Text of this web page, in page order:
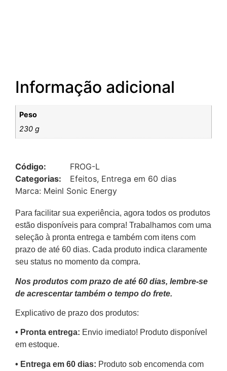
Informação adicional
Peso
230 g
Código:
FROG-L
Categorias:
Efeitos, Entrega em 60 dias
Marca: Meinl Sonic Energy
Para facilitar sua experiência, agora todos os produtos
estão disponíveis para compra! Trabalhamos com uma
seleção à pronta entrega e também com itens com
prazo de até 60 dias. Cada produto indica claramente
seu status no momento da compra.
Nos produtos com prazo de até 60 dias, lembre-se
de acrescentar também o tempo do frete.
Explicativo de prazo dos produtos:
•⁠ ⁠Pronta entrega: Envio imediato! Produto disponível
em estoque.
•⁠ Entrega em 60 dias: Produto sob encomenda com